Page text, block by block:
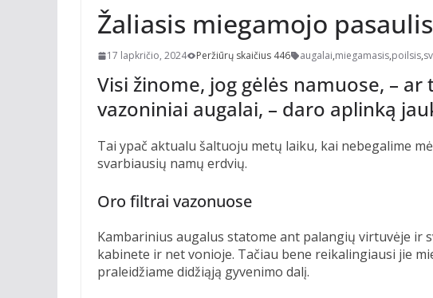
Žaliasis miegamojo pasaulis
17 lapkričio, 2024 Peržiūrų skaičius 446 augalai,miegamasis,poilsis,
Visi žinome, jog gėlės namuose, –
vazoniniai augalai, – daro aplinką
Tai ypač aktualu šaltuoju metų laiku, kai nebegalime
svarbiausių namų erdvių.
Oro filtrai vazonuose
Kambarinius augalus statome ant palangių virtuvėje ir
kabinete ir net vonioje. Tačiau bene reikalingiausi jie
praleidžiame didžiąją gyvenimo dalį.